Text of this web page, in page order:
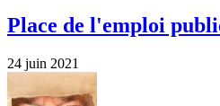
Place de l'emploi
24 juin 2021